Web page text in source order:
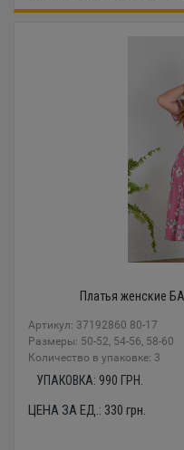
Платья женские
Артикул: 37192860 80-17
Размеры: 50-52, 54-56, 58-60
Количество в упаковке: 3
УПАКОВКА: 990 ГРН.
ЦЕНА ЗА ЕД.: 330 грн.